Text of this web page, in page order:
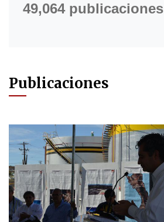
49,064 publicaciones
Publicaciones